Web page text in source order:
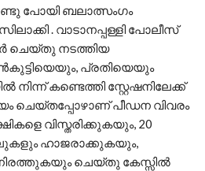
പോയി ബലാത്സംഗം
. വാടാനപ്പള്ളി പോലീസ്
ചെയ്തു നടത്തിയ
പ്രതിയെയും
നിന്ന് കണ്ടെത്തി സ്റ്റേഷനിലേക്ക്
ചെയ്തപ്പോഴാണ് പീഡന വിവരം
വിസ്തരിക്കുകയും, 20
ഹാജരാക്കുകയും,
ചെയ്തു കേസ്സില്‍